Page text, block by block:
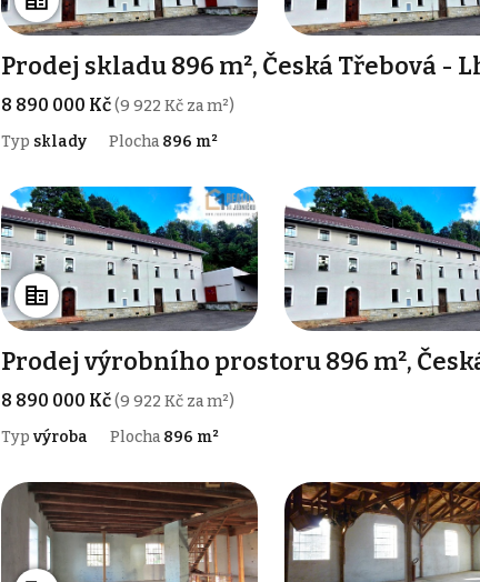
Prodej skladu 896 m², Česká Třebová -
8 890 000 Kč(9 922 Kč za m²)
Typ sklady Plocha 896 m²
Prodej výrobního prostoru 896 m²,
8 890 000 Kč(9 922 Kč za m²)
Typ výroba Plocha 896 m²